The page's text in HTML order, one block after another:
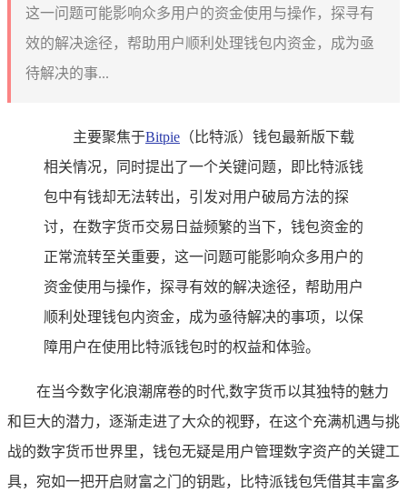
这一问题可能影响众多用户的资金使用与操作，探寻有
效的解决途径，帮助用户顺利处理钱包内资金，成为亟
待解决的事...
主要聚焦于Bitpie （比特派）钱包最新版下载
相关情况，同时提出了一个关键问题，即比特派钱
包中有钱却无法转出，引发对用户破局方法的探
讨，在数字货币交易日益频繁的当下，钱包资金的
正常流转至关重要，这一问题可能影响众多用户的
资金使用与操作，探寻有效的解决途径，帮助用户
顺利处理钱包内资金，成为亟待解决的事项，以保
障用户在使用比特派钱包时的权益和体验。
在当今数字化浪潮席卷的时代,数字货币以其独特的魅力
和巨大的潜力，逐渐走进了大众的视野，在这个充满机遇与挑
战的数字货币世界里，钱包无疑是用户管理数字资产的关键工
具，宛如一把开启财富之门的钥匙，比特派钱包凭借其丰富多